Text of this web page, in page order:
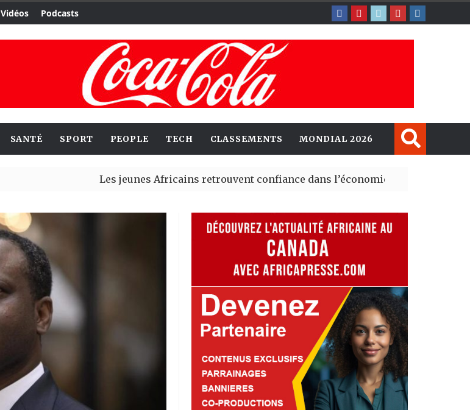
Vidéos Podcasts
SANTÉ SPORT PEOPLE TECH CLASSEMENTS MONDIAL 2026
Les jeunes Africains retrouvent confiance dans l’économie, mais trois grands